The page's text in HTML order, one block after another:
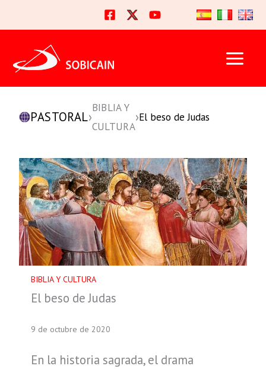
al
contenido
PASTORAL›
BIBLIA Y
CULTURA
›El beso de Judas
BIBLIA Y CULTURA
El beso de Judas
9 de octubre de 2020
En la historia sagrada, el drama